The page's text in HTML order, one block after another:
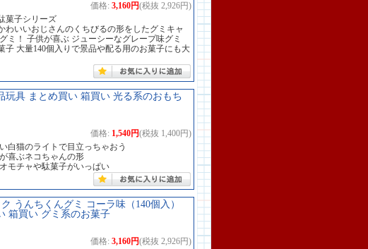
価格: 3,160円(税抜 2,926円)
菓子シリーズ
わいいおじさんのくちびるの形をしたグミキャ
ミ！ 子供が喜ぶ ジューシーなグレープ味グミ
子 大量140個入りで景品や配る用のお菓子にも大
玩具 まとめ買い 箱買い 光る系のおもち
価格: 1,540円(税抜 1,400円)
白猫のライトで目立っちゃおう
喜ぶネコちゃんの形
モチャや駄菓子がいっぱい
うんちくんグミ コーラ味（140個入）
箱買い グミ系のお菓子
価格: 3,160円(税抜 2,926円)